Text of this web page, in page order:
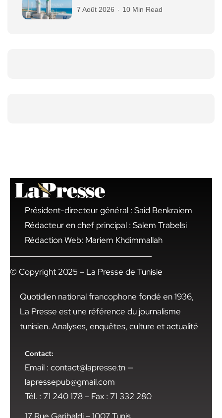
7 Août 2026 10 Min Read
Président-directeur général : Said Benkraiem
Rédacteur en chef principal : Salem Trabelsi
Rédaction Web: Mariem Khdimmallah
© Copyright 2025 – La Presse de Tunisie
Quotidien national francophone fondé en 1936,
La Presse est une référence du journalisme
tunisien. Analyses, enquêtes, culture et actualité
Contact:
Email : contact@lapresse.tn —
lapressepub@gmail.com
Tél. : 71 240 178 – Fax : 71 332 280